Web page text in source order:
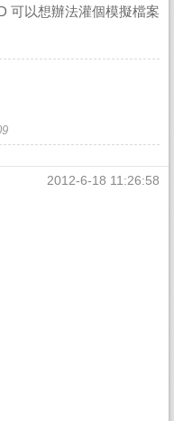
可以想辦法灌個模擬檔案
2012-6-18 11:26:58